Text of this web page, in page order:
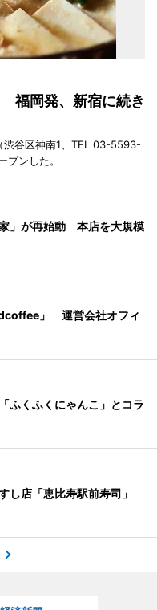
福岡発、新宿に続き
渋谷区神南1、TEL 03-5593-
ンした。
」が再始動 本店を大規模
」 運営会社オフィ
ふくふくにゃんこ」とコラ
し店「恵比寿駅前寿司」